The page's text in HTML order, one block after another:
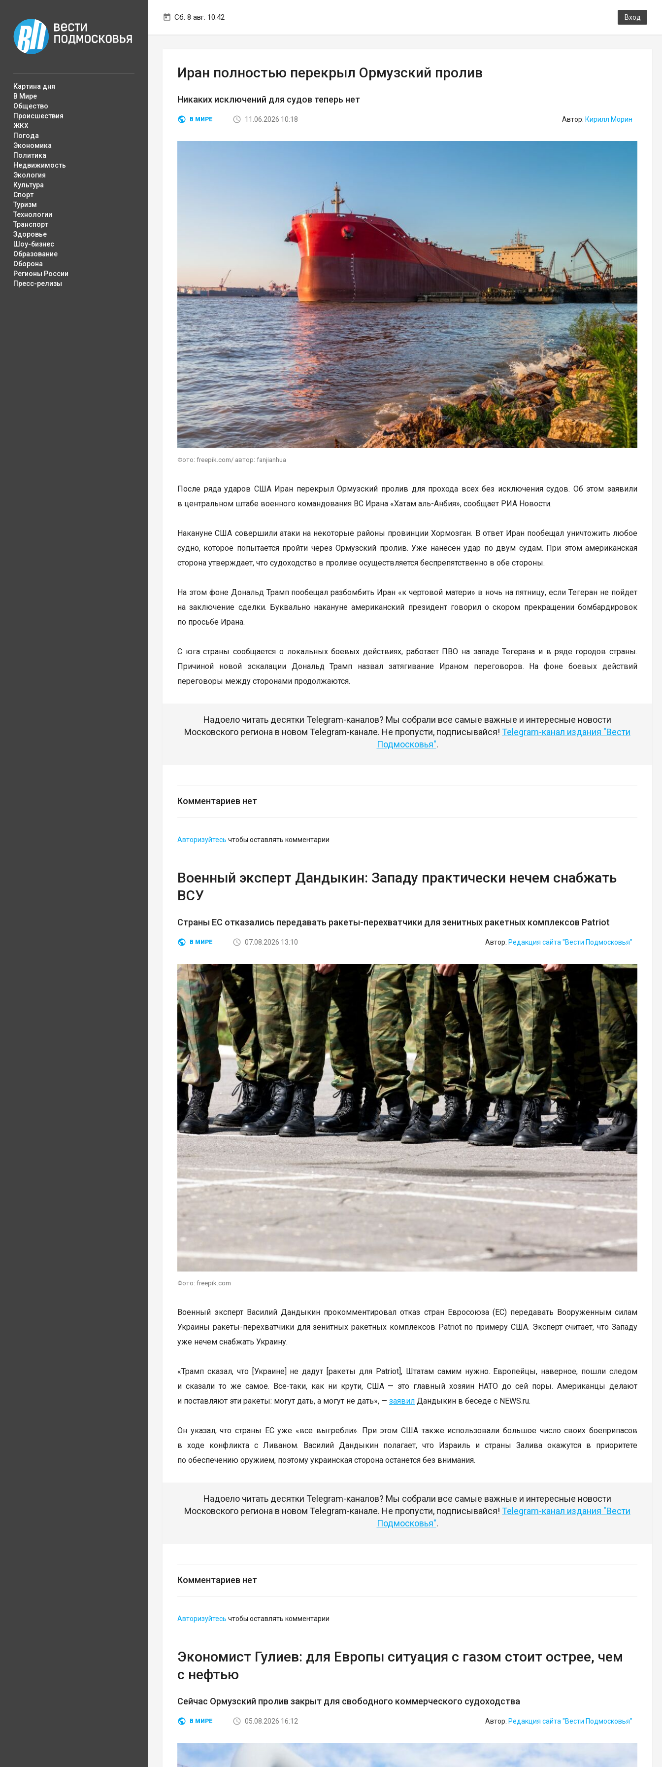
Сб. 8 авг. 10:42 Вход
Картина дня
В Мире
Общество
Происшествия
ЖКХ
Погода
Экономика
Политика
Недвижимость
Экология
Культура
Спорт
Туризм
Технологии
Транспорт
Здоровье
Шоу-бизнес
Образование
Оборона
Регионы России
Пресс-релизы
Иран полностью перекрыл Ормузский пролив
Никаких исключений для судов теперь нет
В МИРЕ 11.06.2026 10:18 Автор: Кирилл Морин
Фото: freepik.com/ автор: fanjianhua
После ряда ударов США Иран перекрыл Ормузский пролив для прохода всех без исключения судов. Об этом заявили
в центральном штабе военного командования ВС Ирана «Хатам аль-Анбия», сообщает РИА Новости.
Накануне США совершили атаки на некоторые районы провинции Хормозган. В ответ Иран пообещал уничтожить любое
судно, которое попытается пройти через Ормузский пролив. Уже нанесен удар по двум судам. При этом американская
сторона утверждает, что судоходство в проливе осуществляется беспрепятственно в обе стороны.
На этом фоне Дональд Трамп пообещал разбомбить Иран «к чертовой матери» в ночь на пятницу, если Тегеран не пойдет
на заключение сделки. Буквально накануне американский президент говорил о скором прекращении бомбардировок
по просьбе Ирана.
С юга страны сообщается о локальных боевых действиях, работает ПВО на западе Тегерана и в ряде городов страны.
Причиной новой эскалации Дональд Трамп назвал затягивание Ираном переговоров. На фоне боевых действий
переговоры между сторонами продолжаются.
Надоело читать десятки Telegram-каналов? Мы собрали все самые важные и интересные новости
Московского региона в новом Telegram-канале. Не пропусти, подписывайся! Telegram-канал издания "Вести
Подмосковья".
Комментариев нет
Авторизуйтесь чтобы оставлять комментарии
Военный эксперт Дандыкин: Западу практически нечем снабжать
ВСУ
Страны ЕС отказались передавать ракеты-перехватчики для зенитных ракетных комплексов Patriot
В МИРЕ 07.08.2026 13:10 Автор: Редакция сайта "Вести Подмосковья"
Фото: freepik.com
Военный эксперт Василий Дандыкин прокомментировал отказ стран Евросоюза (ЕС) передавать Вооруженным силам
Украины ракеты-перехватчики для зенитных ракетных комплексов Patriot по примеру США. Эксперт считает, что Западу
уже нечем снабжать Украину.
«Трамп сказал, что [Украине] не дадут [ракеты для Patriot], Штатам самим нужно. Европейцы, наверное, пошли следом
и сказали то же самое. Все-таки, как ни крути, США — это главный хозяин НАТО до сей поры. Американцы делают
и поставляют эти ракеты: могут дать, а могут не дать», — заявил Дандыкин в беседе с NEWS.ru.
Он указал, что страны ЕС уже «все выгребли». При этом США также использовали большое число своих боеприпасов
в ходе конфликта с Ливаном. Василий Дандыкин полагает, что Израиль и страны Залива окажутся в приоритете
по обеспечению оружием, поэтому украинская сторона останется без внимания.
Надоело читать десятки Telegram-каналов? Мы собрали все самые важные и интересные новости
Московского региона в новом Telegram-канале. Не пропусти, подписывайся! Telegram-канал издания "Вести
Подмосковья".
Комментариев нет
Авторизуйтесь чтобы оставлять комментарии
Экономист Гулиев: для Европы ситуация с газом стоит острее, чем
с нефтью
Сейчас Ормузский пролив закрыт для свободного коммерческого судоходства
В МИРЕ 05.08.2026 16:12 Автор: Редакция сайта "Вести Подмосковья"